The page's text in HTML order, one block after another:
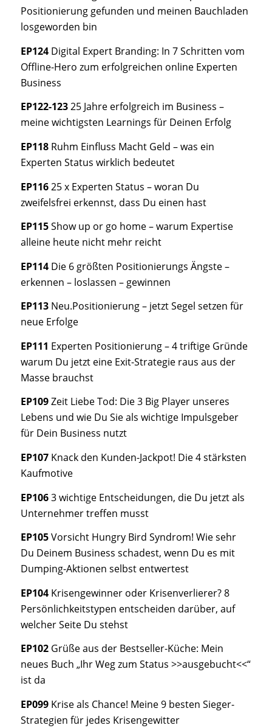
Positionierung gefunden und meinen Bauchladen
losgeworden bin
EP124Digital Expert Branding: In 7 Schritten vom
Offline-Hero zum erfolgreichen online Experten
Business
EP122-12325 Jahre erfolgreich im Business –
meine wichtigsten Learnings für Deinen Erfolg
EP118Ruhm Einfluss Macht Geld – was ein
Experten Status wirklich bedeutet
EP11625 x Experten Status – woran Du
zweifelsfrei erkennst, dass Du einen hast
EP115Show up or go home – warum Expertise
alleine heute nicht mehr reicht
EP114Die 6 größten Positionierungs Ängste –
erkennen – loslassen – gewinnen
EP113Neu.Positionierung – jetzt Segel setzen für
neue Erfolge
EP111 Experten Positionierung – 4 triftige Gründe
warum Du jetzt eine Exit-Strategie raus aus der
Masse brauchst
EP109Zeit Liebe Tod: Die 3 Big Player unseres
Lebens und wie Du Sie als wichtige Impulsgeber
für Dein Business nutzt
EP107Knack den Kunden-Jackpot! Die 4 stärksten
Kaufmotive
EP1063 wichtige Entscheidungen, die Du jetzt als
Unternehmer treffen musst
EP105Vorsicht Hungry Bird Syndrom! Wie sehr
Du Deinem Business schadest, wenn Du es mit
Dumping-Aktionen selbst entwertest
EP104Krisengewinner oder Krisenverlierer? 8
Persönlichkeitstypen entscheiden darüber, auf
welcher Seite Du stehst
EP102Grüße aus der Bestseller-Küche: Mein
neues Buch „Ihr Weg zum Status >>ausgebucht<<“
ist da
EP099Krise als Chance! Meine 9 besten Sieger-
Strategien für jedes Krisengewitter